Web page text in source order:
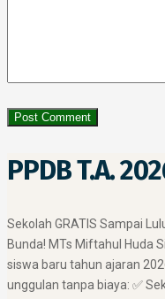
PPDB T.A.
​Sekolah GRATIS Sampai
Bunda! MTs Miftahul Huda
siswa baru tahun ajaran
unggulan tanpa biaya: ✅